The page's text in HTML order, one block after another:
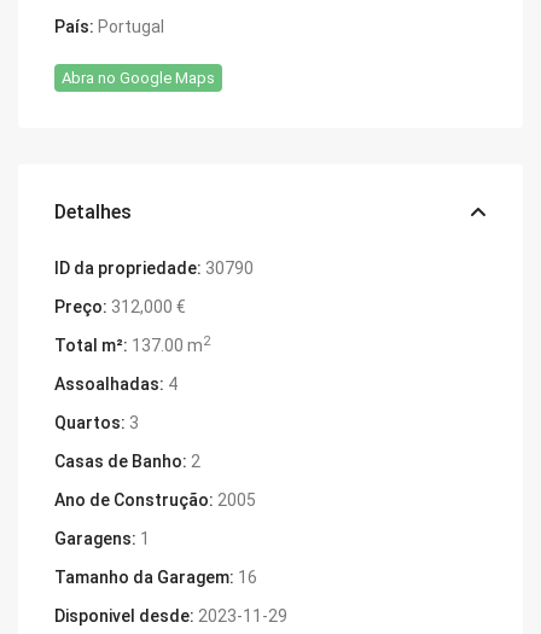
País: Portugal
Abra no Google Maps
Detalhes
ID da propriedade: 30790
Preço: 312,000 €
Total m²: 137.00 m2
Assoalhadas: 4
Quartos: 3
Casas de Banho: 2
Ano de Construção: 2005
Garagens: 1
Tamanho da Garagem: 16
Disponivel desde: 2023-11-29